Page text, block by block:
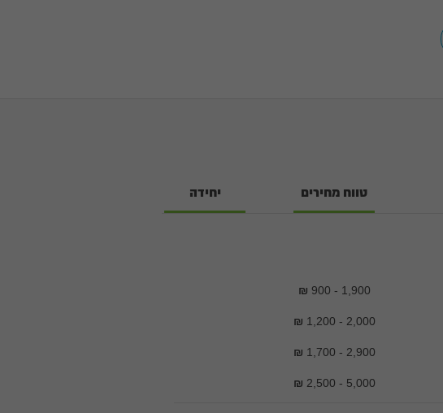
טווח מחירים יחידה
₪ 900 - 1,900
₪ 1,200 - 2,000
₪ 1,700 - 2,900
₪ 2,500 - 5,000